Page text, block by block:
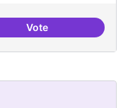
VoteEspai Jove